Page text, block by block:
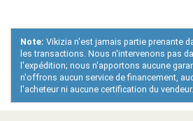
Note: Vikizia n'est jamais partie prenante
les transactions. Nous n'intervenons pas
l'expédition; nous n'apportons aucune
n'offrons aucun service de financement,
l'acheteur ni aucune certification du vendeur.